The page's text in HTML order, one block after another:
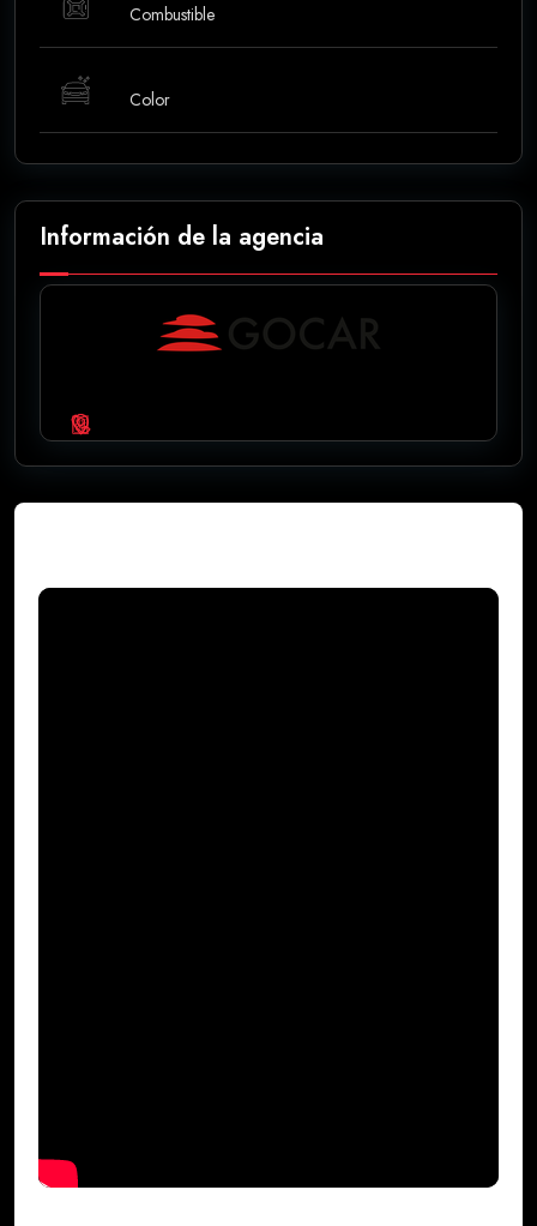
Combustible
Color
Información de la agencia